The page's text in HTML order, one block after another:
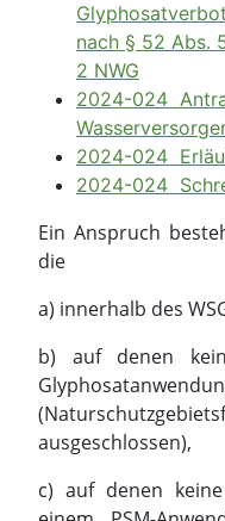
nach § 52 Abs.
2 NWG
2024-024
2024-024
2024-024
Ein Anspruch
die
a) innerhalb des
b) auf denen
ausgeschlossen),
c) auf denen